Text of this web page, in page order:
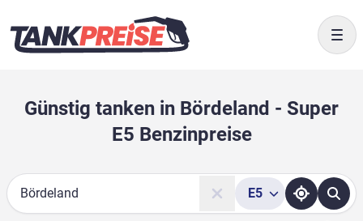
Günstig tanken in Bördeland - Super
E5 Benzinpreise
Suche
E5